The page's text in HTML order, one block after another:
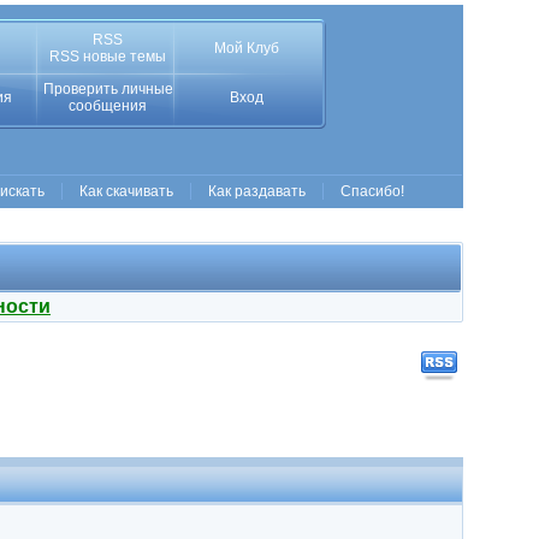
RSS
RSS новые темы
Мой Клуб
Проверить личные
сообщения
Вход
Как скачивать Как раздавать Спасибо!